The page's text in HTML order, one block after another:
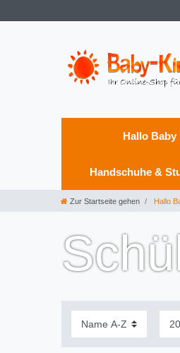
Hallo Baby
Handschuhe &
Zur Startseite gehen Hallo